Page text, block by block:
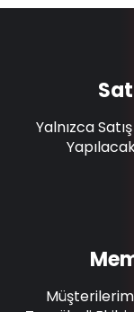
Yalnızca